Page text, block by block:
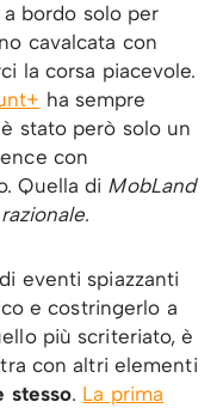
bordo solo per
cavalcata con
la corsa piacevole.
ha sempre
stato però solo un
con
Quella di MobLand
.
eventi spiazzanti
e costringerlo a
più scriteriato, è
con altri elementi
stesso. La prima